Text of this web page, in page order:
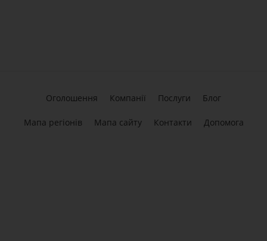
Оголошення Компанії Послуги Блог
Мапа регіонів Мапа сайту Контакти Допомога